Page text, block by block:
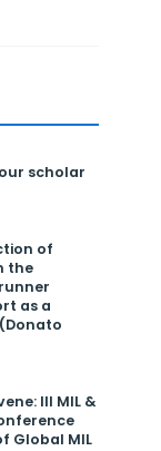
scholar
of
the
as a
III MIL &
Global MIL